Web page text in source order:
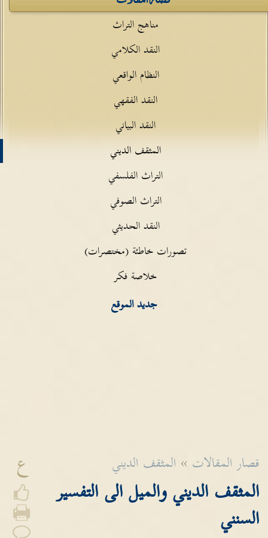
مناهج التراث
النقد الكلامي
النظام الواقعي
النقد الفقهي
النقد البياني
المثقف الديني
التراث الفلسفي
التراث الصوفي
النقد الحديثي
تصورات خاطئة (مختصرات)
خلاصة فكر
جديد الموقع
ع قصار المقالات » المثقف الديني
المثقف الديني والميل الى التفسير
السنني